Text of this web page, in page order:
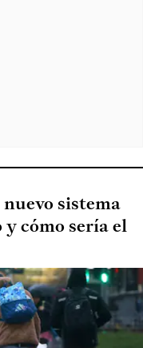
sistema
cómo sería el